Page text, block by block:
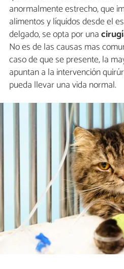
anormalmente estrecho, que
alimentos y líquidos desde el
delgado, se opta por una
No es de las causas mas
caso de que se presente, la
apuntan a la intervención
pueda llevar una vida normal.